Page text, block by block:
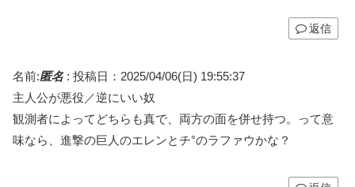
返信
名前:匿名: 投稿日：2025/04/06(日) 19:55:37
主人公が悪役／逆にいい奴
観測者によってどちらも真で、両方の面を併せ持つ。って意
味なら、進撃の巨人のエレンとチ°のラファウかな？